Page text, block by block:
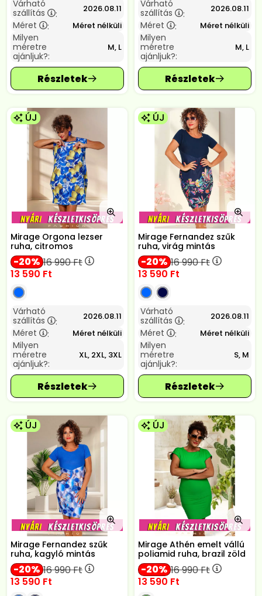
Várható
szállítás
: 2026.08.11
Méret : Méret nélküli
Milyen
méretre
ajánljuk?:
M, L
Várható
szállítás
: 2026.08.11
Méret : Méret nélküli
Milyen
méretre
ajánljuk?:
M, L
ÚJ
Mirage Orgona lezser
ruha, citromos
20 16 990Ft
13 590 Ft
Várható
szállítás
: 2026.08.11
Méret : Méret nélküli
Milyen
méretre
ajánljuk?:
XL, 2XL, 3XL
ÚJ
Mirage Fernandez szűk
ruha, virág mintás
20 16 990Ft
13 590 Ft
Várható
szállítás
: 2026.08.11
Méret : Méret nélküli
Milyen
méretre
ajánljuk?:
S, M
ÚJ
Mirage Fernandez szűk
ruha, kagyló mintás
20 16 990Ft
13 590 Ft
ÚJ
Mirage Athén emelt vállú
poliamid ruha, brazil zöld
20 16 990Ft
13 590 Ft